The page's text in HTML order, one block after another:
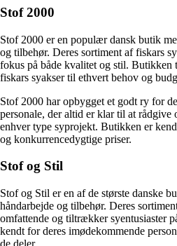
Stof 2000
Stof 2000 er en populær dansk butik
og tilbehør. Deres sortiment af fiskars
fokus på både kvalitet og stil. Butikken
fiskars syakser til ethvert behov og
Stof 2000 har opbygget et godt ry for
personale, der altid er klar til at rådgive
enhver type syprojekt. Butikken er
og konkurrencedygtige priser.
Stof og Stil
Stof og Stil er en af de største danske
håndarbejde og tilbehør. Deres
omfattende og tiltrækker syentusiaster
kendt for deres imødekommende
de deler.